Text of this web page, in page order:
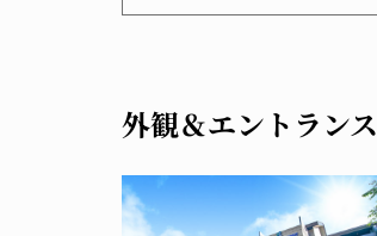
外観＆エントランス